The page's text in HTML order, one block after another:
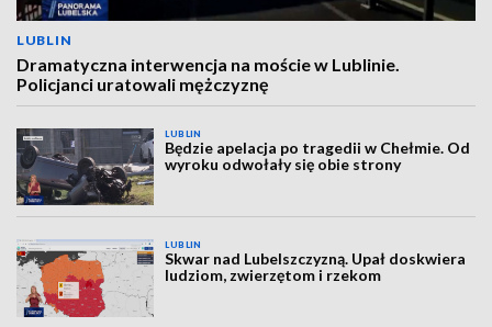
LUBLIN
Dramatyczna interwencja na moście w Lublinie.
Policjanci uratowali mężczyznę
LUBLIN
Będzie apelacja po tragedii w Chełmie. Od
wyroku odwołały się obie strony
LUBLIN
Skwar nad Lubelszczyzną. Upał doskwiera
ludziom, zwierzętom i rzekom